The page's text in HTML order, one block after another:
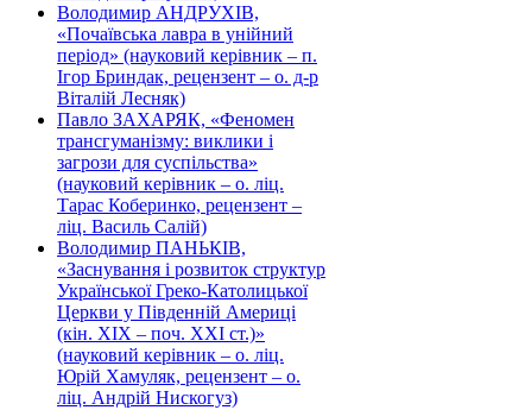
Володимир АНДРУХІВ,
«Почаївська лавра в унійний
період» (науковий керівник – п.
Ігор Бриндак, рецензент – о. д-р
Віталій Лесняк)
Павло ЗАХАРЯК, «Феномен
трансгуманізму: виклики і
загрози для суспільства»
(науковий керівник – о. ліц.
Тарас Коберинко, рецензент –
ліц. Василь Салій)
Володимир ПАНЬКІВ,
«Заснування і розвиток структур
Української Греко-Католицької
Церкви у Південній Америці
(кін. ХІХ – поч. ХХІ ст.)»
(науковий керівник – о. ліц.
Юрій Хамуляк, рецензент – о.
ліц. Андрій Нискогуз)